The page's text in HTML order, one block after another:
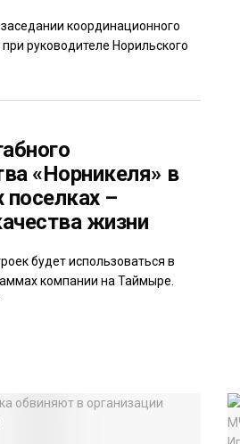
координационного
руководителе Норильского
«Норникеля» в
–
жизни
будет использоваться в
компании на Таймыре.